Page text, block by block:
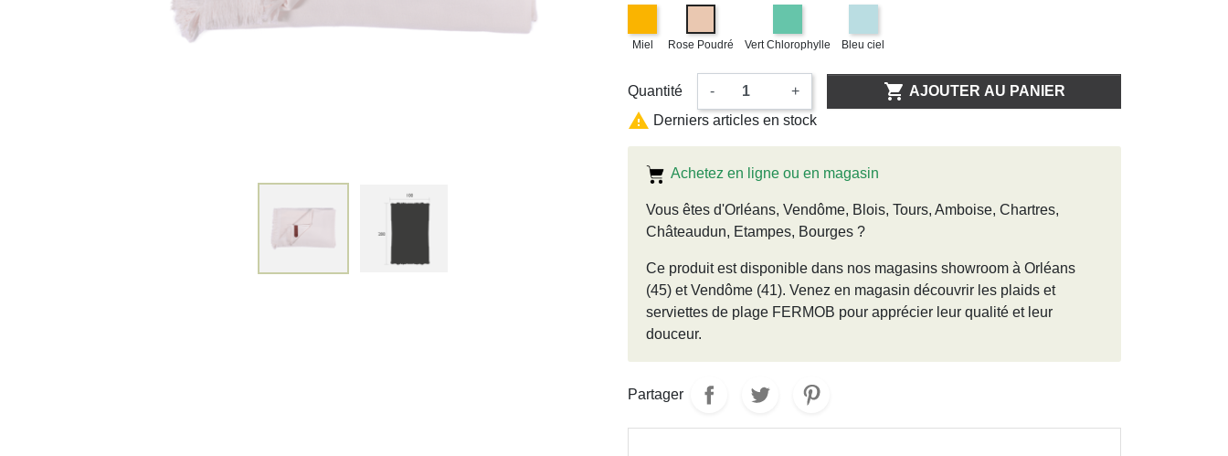
Miel Rose Poudré Vert Chlorophylle Bleu ciel
Quantité - +  AJOUTER AU PANIER
 Derniers articles en stock
Achetez en ligne ou en magasin
Vous êtes d'Orléans, Vendôme, Blois, Tours, Amboise, Chartres,
Châteaudun, Etampes, Bourges ?
Ce produit est disponible dans nos magasins showroom à Orléans
(45) et Vendôme (41). Venez en magasin découvrir les plaids et
serviettes de plage FERMOB pour apprécier leur qualité et leur
douceur.
Partager